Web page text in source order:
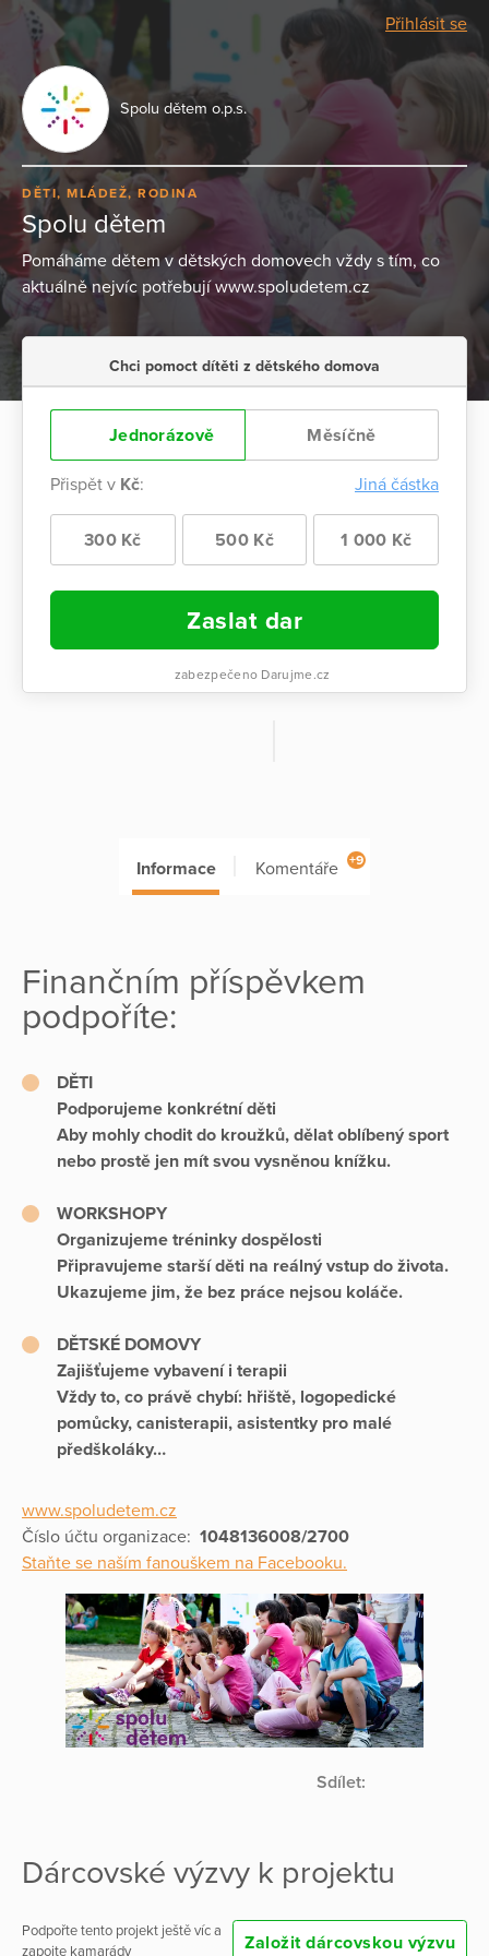
Přihlásit se
Spolu dětem o.p.s.
DĚTI, MLÁDEŽ, RODINA
Spolu dětem
Pomáháme dětem v dětských domovech vždy s tím, co
aktuálně nejvíc potřebují www.spoludetem.cz
Chci pomoct dítěti z dětského domova
Jednorázově Měsíčně
Přispět v Kč: Jiná částka
300 Kč 500 Kč 1 000 Kč
Zaslat dar
zabezpečeno Darujme.cz
Informace Komentáře +9
Finančním příspěvkem
podpoříte:
DĚTI
Podporujeme konkrétní děti
Aby mohly chodit do kroužků, dělat oblíbený sport
nebo prostě jen mít svou vysněnou knížku.
WORKSHOPY
Organizujeme tréninky dospělosti
Připravujeme starší děti na reálný vstup do života.
Ukazujeme jim, že bez práce nejsou koláče.
DĚTSKÉ DOMOVY
Zajišťujeme vybavení i terapii
Vždy to, co právě chybí: hřiště, logopedické
pomůcky, canisterapii, asistentky pro malé
předškoláky…
www.spoludetem.cz
Číslo účtu organizace: 1048136008/2700
Staňte se naším fanouškem na Facebooku.
Sdílet:
Dárcovské výzvy k projektu
Podpořte tento projekt ještě víc a
zapojte kamarády
Založit dárcovskou výzvu